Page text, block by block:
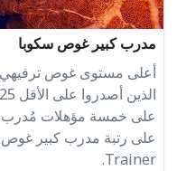
مدرب كبير غوص سكوبا
Trainer.